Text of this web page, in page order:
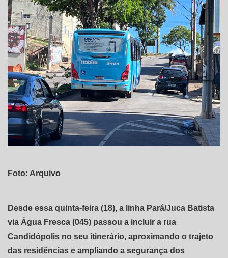
Foto: Arquivo
Desde essa quinta-feira (18), a linha Pará/Juca Batista
via Água Fresca (045) passou a incluir a rua
Candidópolis no seu itinerário, aproximando o trajeto
das residências e ampliando a segurança dos